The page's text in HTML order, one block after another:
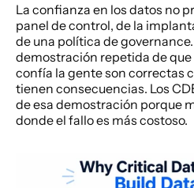
La confianza en los datos no
panel de control, de la
de una política de
demostración repetida de que
confía la gente son correctas
tienen consecuencias. Los
de esa demostración porque
donde el fallo es más costoso.